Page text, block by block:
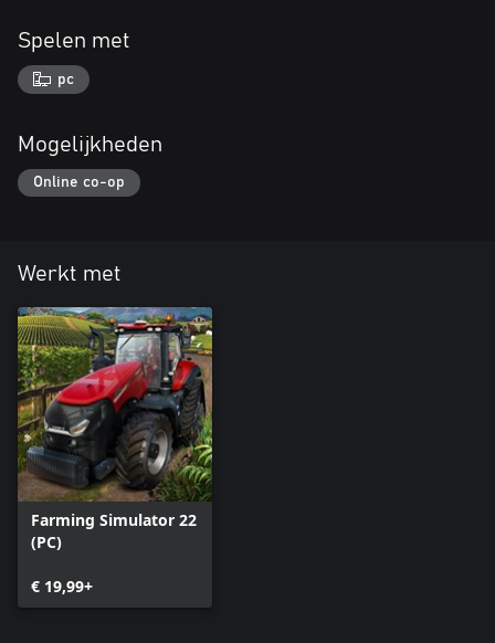
Spelen met
pc
Mogelijkheden
Online co-op
Werkt met
Farming Simulator 22
(PC)
€ 19,99+